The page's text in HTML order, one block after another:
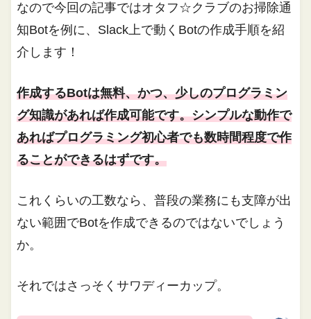
なので今回の記事ではオタフ☆クラブのお掃除通
知Botを例に、Slack上で動くBotの作成手順を紹
介します！
作成するBotは無料、かつ、少しのプログラミン
グ知識があれば作成可能です。シンプルな動作で
あればプログラミング初心者でも数時間程度で作
ることができるはずです。
これくらいの工数なら、普段の業務にも支障が出
ない範囲でBotを作成できるのではないでしょう
か。
それではさっそくサワディーカップ。